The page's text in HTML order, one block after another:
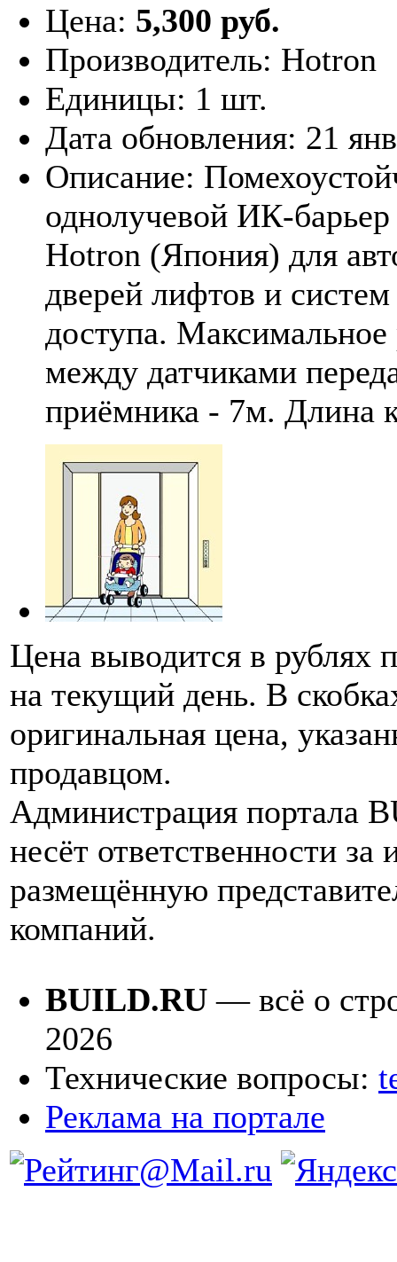
Цена: 5,300 руб.
Производитель: Hotron
Единицы: 1 шт.
Дата обновления: 21
Описание:
однолучевой ИК-
Hotron (Япония) для
дверей лифтов и систем
доступа. Максимальное
между датчиками
приёмника - 7м. Длина
Цена выводится в рублях
на текущий день. В
оригинальная цена,
продавцом.
Администрация портала
несёт ответственности
размещённую
компаний.
BUILD.RU — всё о
2026
Технические вопросы:
Реклама на портале